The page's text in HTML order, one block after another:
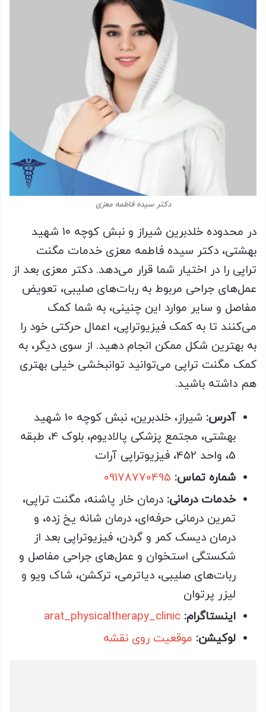
دکتر سیده فاطمه معزی
در محدوده خلدبرین شیراز و نبش کوچه ۱۰ شهید
بهشتی، دکتر سیده فاطمه معزی خدمات مگنت
تراپی را در اختیار شما قرار می‌دهد. دکتر معزی بعد از
عمل‌های جراحی مربوط به ربات‌های صلیبی، تعویض
مفاصل و سایر موارد این چنینی، به شما کمک
می‌کنند تا به کمک فیزیوتراپی، اعمال حرکتی خود را
به بهترین شکل ممکن انجام دهید. از سوی دیگر، به
کمک مگنت تراپی می‌توانید توانبخشی خیلی بهتری
هم داشته باشید.
آدرس:
شیراز، خلدبرین، نبش کوچه 10 شهید
بهشتی، مجتمع پزشکی پالادیوم، بلوک 4، طبقه
5، واحد 452، فیزیوتراپی آرات
شماره تماس: 09178770495
خدمات درمانی: درمان خار پاشنه، مگنت تراپی،
تمرین درمانی حرفه‌ای، درمان شانه یخ زده، و
درمان دیسک کمر و گردن، فیزیوتراپی بعد از
شکستگی استخوان و عمل‌های جراحی مفاصل و
ربات‌های صلیبی، دیاترمی، ترکشن، شاک ویو و
لیزر پرتوان
اینستاگرام: arat_physicaltherapy_clinic
لوکیشن: موقعیت روی نقشه